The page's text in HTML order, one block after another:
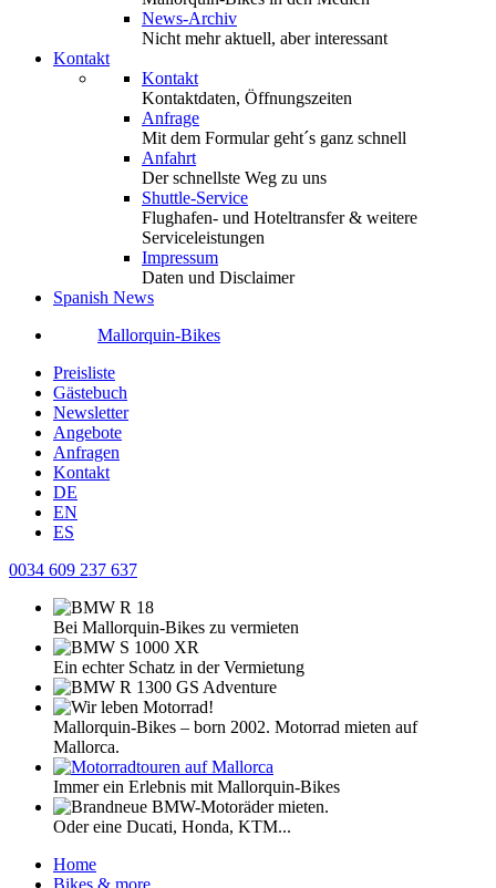
News-Archiv
Nicht mehr aktuell, aber interessant
Kontakt
Kontakt
Kontaktdaten, Öffnungszeiten
Anfrage
Mit dem Formular geht´s ganz schnell
Anfahrt
Der schnellste Weg zu uns
Shuttle-Service
Flughafen- und Hoteltransfer & weitere
Serviceleistungen
Impressum
Daten und Disclaimer
Spanish News
Mallorquin-Bikes
Preisliste
Gästebuch
Newsletter
Angebote
Anfragen
Kontakt
DE
EN
ES
0034 609 237 637
Bei Mallorquin-Bikes zu vermieten
Ein echter Schatz in der Vermietung
Mallorquin-Bikes – born 2002. Motorrad mieten auf
Mallorca.
Immer ein Erlebnis mit Mallorquin-Bikes
Oder eine Ducati, Honda, KTM...
Home
Bikes & more